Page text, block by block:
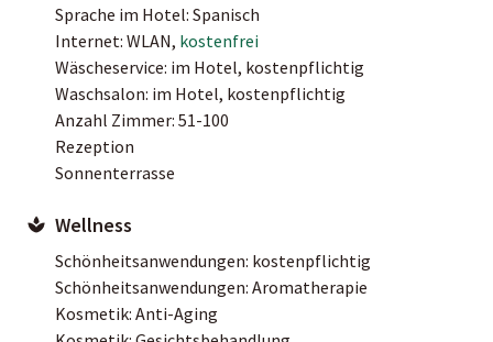
Sprache im Hotel: Spanisch
Internet: WLAN, kostenfrei
Wäscheservice: im Hotel, kostenpflichtig
Waschsalon: im Hotel, kostenpflichtig
Anzahl Zimmer: 51-100
Rezeption
Sonnenterrasse
Wellness
Schönheitsanwendungen: kostenpflichtig
Schönheitsanwendungen: Aromatherapie
Kosmetik: Anti-Aging